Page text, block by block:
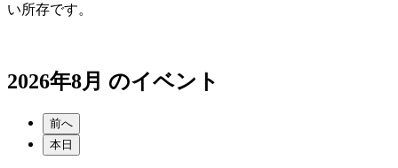
い所存です。
2026年8月 のイベント
前へ
本日